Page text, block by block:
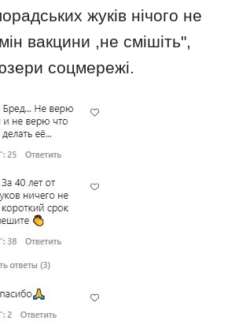
жуків нічого не
вакцини ,не смішіть",
соцмережі.